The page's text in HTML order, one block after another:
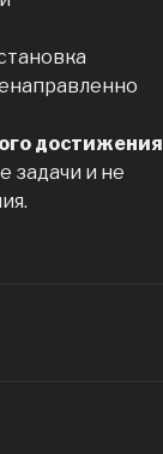
достижения
задачи и не